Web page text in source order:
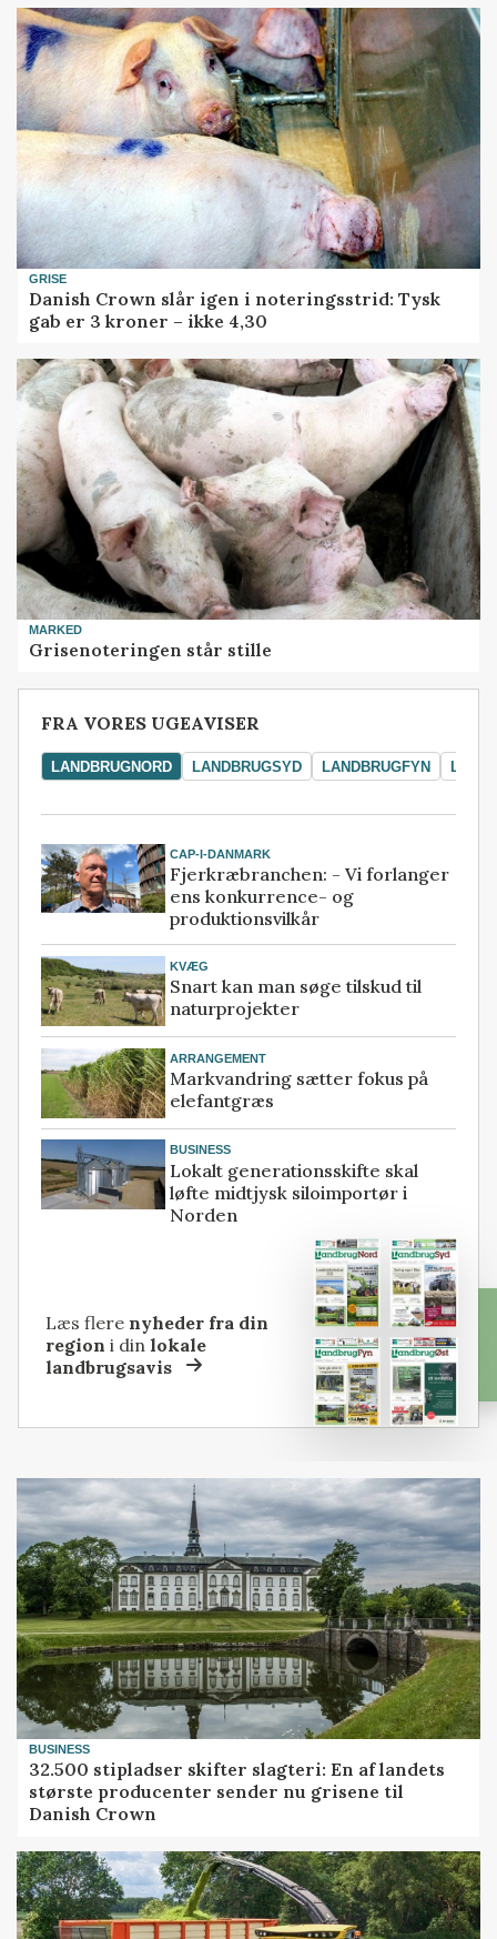
GRISE
Danish Crown slår igen i noteringsstrid: Tysk
gab er 3 kroner – ikke 4,30
MARKED
Grisenoteringen står stille
FRA VORES UGEAVISER
LANDBRUGNORD LANDBRUGSYD LANDBRUGFYN
CAP-I-DANMARK
Fjerkræbranchen: - Vi forlanger
ens konkurrence- og
produktionsvilkår
KVÆG
Snart kan man søge tilskud til
naturprojekter
ARRANGEMENT
Markvandring sætter fokus på
elefantgræs
BUSINESS
Lokalt generationsskifte skal
løfte midtjysk siloimportør i
Norden
Læs flere nyheder fra din
region i dinlokale
landbrugsavis
BUSINESS
32.500 stipladser skifter slagteri: En af landets
største producenter sender nu grisene til
Danish Crown